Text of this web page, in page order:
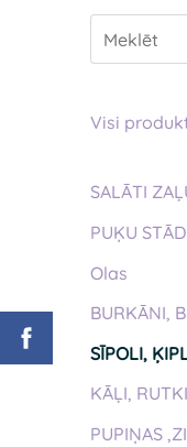
Visi
SALĀTI
PUĶU
Olas
BURKĀNI,
SĪPOLI,
KĀĻI,
PUPIŅAS